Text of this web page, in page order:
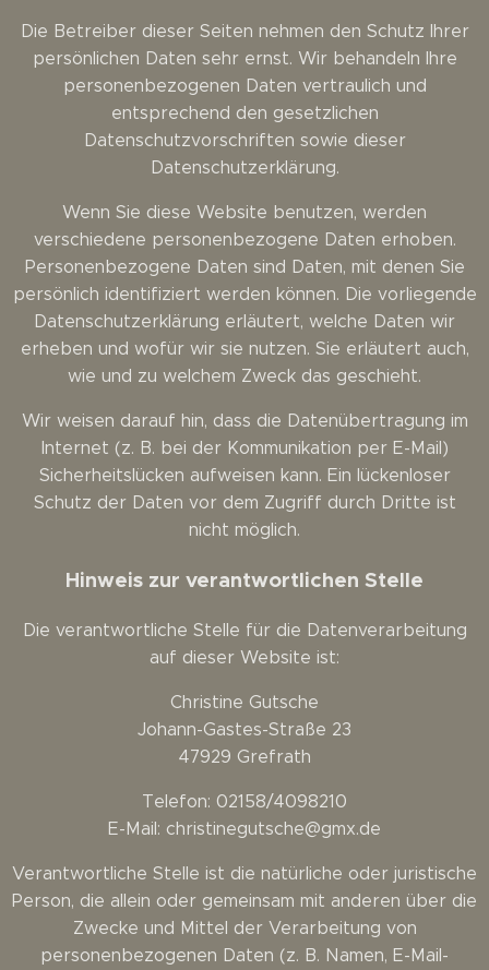
Die Betreiber dieser Seiten nehmen den Schutz Ihrer
persönlichen Daten sehr ernst. Wir behandeln Ihre
personenbezogenen Daten vertraulich und
entsprechend den gesetzlichen
Datenschutzvorschriften sowie dieser
Datenschutzerklärung.
Wenn Sie diese Website benutzen, werden
verschiedene personenbezogene Daten erhoben.
Personenbezogene Daten sind Daten, mit denen Sie
persönlich identifiziert werden können. Die vorliegende
Datenschutzerklärung erläutert, welche Daten wir
erheben und wofür wir sie nutzen. Sie erläutert auch,
wie und zu welchem Zweck das geschieht.
Wir weisen darauf hin, dass die Datenübertragung im
Internet (z. B. bei der Kommunikation per E-Mail)
Sicherheitslücken aufweisen kann. Ein lückenloser
Schutz der Daten vor dem Zugriff durch Dritte ist
nicht möglich.
Hinweis zur verantwortlichen Stelle
Die verantwortliche Stelle für die Datenverarbeitung
auf dieser Website ist:
Christine Gutsche
Johann-Gastes-Straße 23
47929 Grefrath
Telefon: 02158/4098210
E-Mail: christinegutsche@gmx.de
Verantwortliche Stelle ist die natürliche oder juristische
Person, die allein oder gemeinsam mit anderen über die
Zwecke und Mittel der Verarbeitung von
personenbezogenen Daten (z. B. Namen, E-Mail-